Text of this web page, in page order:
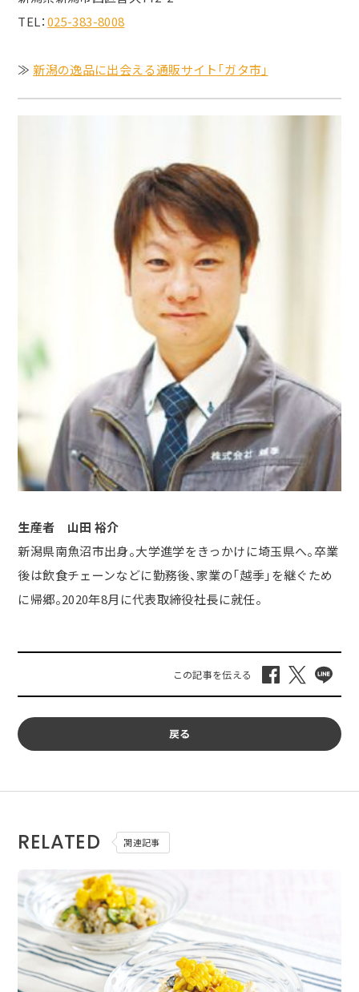
TEL：025-383-8008
≫新潟の逸品に出会える通販サイト「ガタ市」
生産者 山田 裕介
新潟県南魚沼市出身。大学進学をきっかけに埼玉県へ。卒業
後は飲食チェーンなどに勤務後、家業の「越季」を継ぐため
に帰郷。2020年8月に代表取締役社長に就任。
戻る
RELATED 関連記事